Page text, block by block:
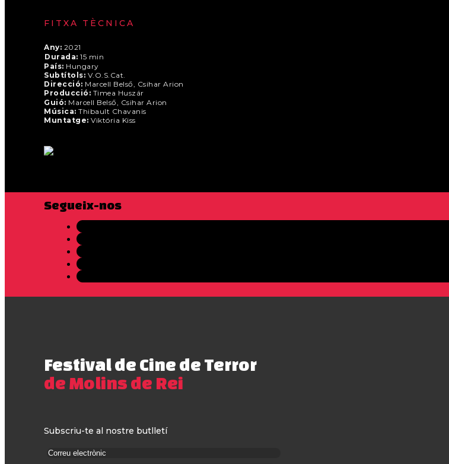
FITXA TÈCNICA
Any: 2021
Durada: 15 min
País: Hungary
Subtítols: V.O.S.Cat.
Direcció: Marcell Belső, Csihar Arion
Producció: Timea Huszár
Guió: Marcell Belső, Csihar Arion
Música: Thibault Chavanis
Muntatge: Viktória Kiss
Segueix-nos
Festival de Cine de Terror
de Molins de Rei
Subscriu-te al nostre butlletí